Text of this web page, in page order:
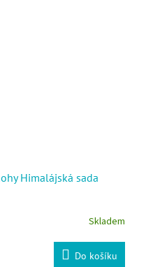
Himalájská sada
Skladem
Do košíku